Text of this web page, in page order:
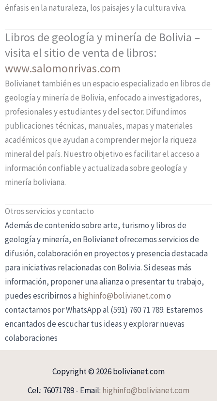
énfasis en la naturaleza, los paisajes y la cultura viva.
Libros de geología y minería de Bolivia –
visita el sitio de venta de libros:
www.salomonrivas.com
Bolivianet también es un espacio especializado en libros de
geología y minería de Bolivia, enfocado a investigadores,
profesionales y estudiantes y del sector. Difundimos
publicaciones técnicas, manuales, mapas y materiales
académicos que ayudan a comprender mejor la riqueza
mineral del país. Nuestro objetivo es facilitar el acceso a
información confiable y actualizada sobre geología y
minería boliviana.
Otros servicios y contacto
Además de contenido sobre arte, turismo y libros de
geología y minería, en Bolivianet ofrecemos servicios de
difusión, colaboración en proyectos y presencia destacada
para iniciativas relacionadas con Bolivia. Si deseas más
información, proponer una alianza o presentar tu trabajo,
puedes escribirnos ahighinfo@bolivianet.como
contactarnos por WhatsApp al (591) 760 71 789. Estaremos
encantados de escuchar tus ideas y explorar nuevas
colaboraciones
Copyright © 2026 bolivianet.com
Cel.: 76071789 - Email: highinfo@bolivianet.com